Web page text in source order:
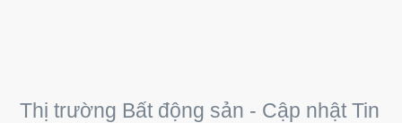
Thị trường Bất động sản - Cập nhật Tin